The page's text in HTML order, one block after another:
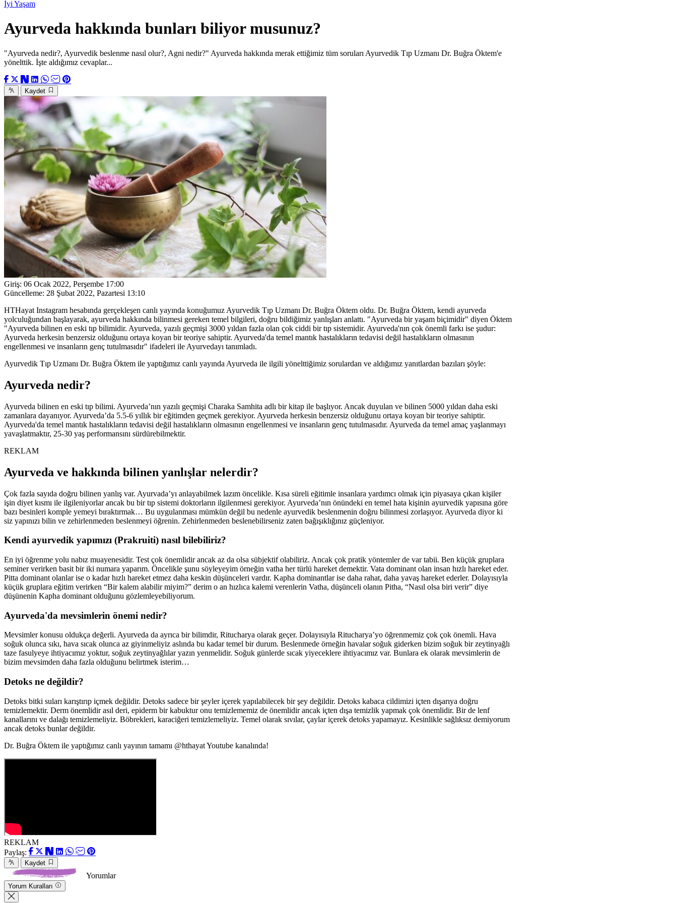
İyi Yaşam
Ayurveda hakkında bunları biliyor musunuz?
"Ayurveda nedir?, Ayurvedik beslenme nasıl olur?, Agni nedir?" Ayurveda hakkında merak ettiğimiz tüm soruları Ayurvedik Tıp Uzmanı Dr. Buğra Öktem'e
yönelttik. İşte aldığımız cevaplar...
Kaydet
Giriş: 06 Ocak 2022, Perşembe 17:00
Güncelleme: 28 Şubat 2022, Pazartesi 13:10
HTHayat Instagram hesabında gerçekleşen canlı yayında konuğumuz Ayurvedik Tıp Uzmanı Dr. Buğra Öktem oldu. Dr. Buğra Öktem, kendi ayurveda
yolculuğundan başlayarak, ayurveda hakkında bilinmesi gereken temel bilgileri, doğru bildiğimiz yanlışları anlattı. "Ayurveda bir yaşam biçimidir" diyen Öktem
"Ayurveda bilinen en eski tıp bilimidir. Ayurveda, yazılı geçmişi 3000 yıldan fazla olan çok ciddi bir tıp sistemidir. Ayurveda'nın çok önemli farkı ise şudur:
Ayurveda herkesin benzersiz olduğunu ortaya koyan bir teoriye sahiptir. Ayurveda'da temel mantık hastalıkların tedavisi değil hastalıkların olmasının
engellenmesi ve insanların genç tutulmasıdır" ifadeleri ile Ayurvedayı tanımladı.
Ayurvedik Tıp Uzmanı Dr. Buğra Öktem ile yaptığımız canlı yayında Ayurveda ile ilgili yönelttiğimiz sorulardan ve aldığımız yanıtlardan bazıları şöyle:
Ayurveda nedir?
Ayurveda bilinen en eski tıp bilimi. Ayurveda’nın yazılı geçmişi Charaka Samhita adlı bir kitap ile başlıyor. Ancak duyulan ve bilinen 5000 yıldan daha eski
zamanlara dayanıyor. Ayurveda’da 5.5-6 yıllık bir eğitimden geçmek gerekiyor. Ayurveda herkesin benzersiz olduğunu ortaya koyan bir teoriye sahiptir.
Ayurveda'da temel mantık hastalıkların tedavisi değil hastalıkların olmasının engellenmesi ve insanların genç tutulmasıdır. Ayurveda da temel amaç yaşlanmayı
yavaşlatmaktır, 25-30 yaş performansını sürdürebilmektir.
REKLAM
Ayurveda ve hakkında bilinen yanlışlar nelerdir?
Çok fazla sayıda doğru bilinen yanlış var. Ayurvada’yı anlayabilmek lazım öncelikle. Kısa süreli eğitimle insanlara yardımcı olmak için piyasaya çıkan kişiler
işin diyet kısmı ile ilgileniyorlar ancak bu bir tıp sistemi doktorların ilgilenmesi gerekiyor. Ayurveda’nın önündeki en temel hata kişinin ayurvedik yapısına göre
bazı besinleri komple yemeyi bıraktırmak… Bu uygulanması mümkün değil bu nedenle ayurvedik beslenmenin doğru bilinmesi zorlaşıyor. Ayurveda diyor ki
siz yapınızı bilin ve zehirlenmeden beslenmeyi öğrenin. Zehirlenmeden beslenebilirseniz zaten bağışıklığınız güçleniyor.
Kendi ayurvedik yapımızı (Prakruiti) nasıl bilebiliriz?
En iyi öğrenme yolu nabız muayenesidir. Test çok önemlidir ancak az da olsa sübjektif olabiliriz. Ancak çok pratik yöntemler de var tabii. Ben küçük gruplara
seminer verirken basit bir iki numara yaparım. Öncelikle şunu söyleyeyim örneğin vatha her türlü hareket demektir. Vata dominant olan insan hızlı hareket eder.
Pitta dominant olanlar ise o kadar hızlı hareket etmez daha keskin düşünceleri vardır. Kapha dominantlar ise daha rahat, daha yavaş hareket ederler. Dolayısıyla
küçük gruplara eğitim verirken “Bir kalem alabilir miyim?” derim o an hızlıca kalemi verenlerin Vatha, düşünceli olanın Pitha, “Nasıl olsa biri verir” diye
düşünenin Kapha dominant olduğunu gözlemleyebiliyorum.
Ayurveda'da mevsimlerin önemi nedir?
Mevsimler konusu oldukça değerli. Ayurveda da ayrıca bir bilimdir, Ritucharya olarak geçer. Dolayısıyla Ritucharya’yo öğrenmemiz çok çok önemli. Hava
soğuk olunca sıkı, hava sıcak olunca az giyinmeliyiz aslında bu kadar temel bir durum. Beslenmede örneğin havalar soğuk giderken bizim soğuk bir zeytinyağlı
taze fasulyeye ihtiyacımız yoktur, soğuk zeytinyağlılar yazın yenmelidir. Soğuk günlerde sıcak yiyeceklere ihtiyacımız var. Bunlara ek olarak mevsimlerin de
bizim mevsimden daha fazla olduğunu belirtmek isterim…
Detoks ne değildir?
Detoks bitki suları karıştırıp içmek değildir. Detoks sadece bir şeyler içerek yapılabilecek bir şey değildir. Detoks kabaca cildimizi içten dışarıya doğru
temizlemektir. Derm önemlidir asıl deri, epiderm bir kabuktur onu temizlememiz de önemlidir ancak içten dışa temizlik yapmak çok önemlidir. Bir de lenf
kanallarını ve dalağı temizlemeliyiz. Böbrekleri, karaciğeri temizlemeliyiz. Temel olarak sıvılar, çaylar içerek detoks yapamayız. Kesinlikle sağlıksız demiyorum
ancak detoks bunlar değildir.
Dr. Buğra Öktem ile yaptığımız canlı yayının tamamı @hthayat Youtube kanalında!
REKLAM
Paylaş:
Kaydet
Yorumlar
Yorum Kuralları